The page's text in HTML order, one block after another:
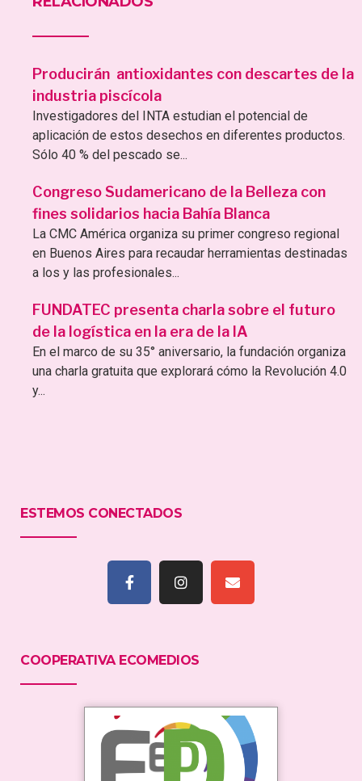
Producirán antioxidantes con descartes de la
industria piscícola
Investigadores del INTA estudian el potencial de
aplicación de estos desechos en diferentes productos.
Sólo 40 % del pescado se...
Congreso Sudamericano de la Belleza con
fines solidarios hacia Bahía Blanca
La CMC América organiza su primer congreso regional
en Buenos Aires para recaudar herramientas destinadas
a los y las profesionales...
FUNDATEC presenta charla sobre el futuro
de la logística en la era de la IA
En el marco de su 35° aniversario, la fundación organiza
una charla gratuita que explorará cómo la Revolución 4.0
y...
ESTEMOS CONECTADOS
COOPERATIVA ECOMEDIOS